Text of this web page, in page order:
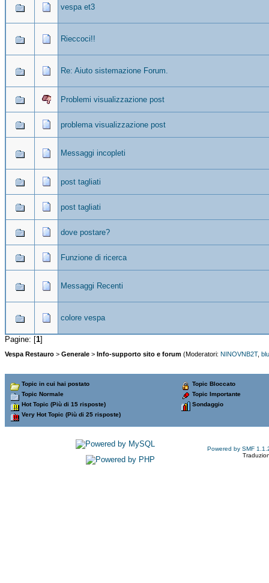
vespa et3
Rieccoci!!
Re: Aiuto sistemazione Forum.
Problemi visualizzazione post
problema visualizzazione post
Messaggi incopleti
post tagliati
post tagliati
dove postare?
Funzione di ricerca
Messaggi Recenti
colore vespa
Pagine: [1]
Vespa Restauro > Generale > Info-supporto sito e forum (Moderatori: NINOVNB2T,
Topic in cui hai postato
Topic Normale
Hot Topic (Più di 15 risposte)
Very Hot Topic (Più di 25 risposte)
Topic Bloccato
Topic Importante
Sondaggio
Powered by SMF